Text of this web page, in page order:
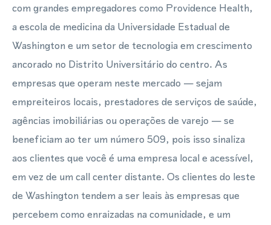
com grandes empregadores como Providence Health,
a escola de medicina da Universidade Estadual de
Washington e um setor de tecnologia em crescimento
ancorado no Distrito Universitário do centro. As
empresas que operam neste mercado — sejam
empreiteiros locais, prestadores de serviços de saúde,
agências imobiliárias ou operações de varejo — se
beneficiam ao ter um número 509, pois isso sinaliza
aos clientes que você é uma empresa local e acessível,
em vez de um call center distante. Os clientes do leste
de Washington tendem a ser leais às empresas que
percebem como enraizadas na comunidade, e um